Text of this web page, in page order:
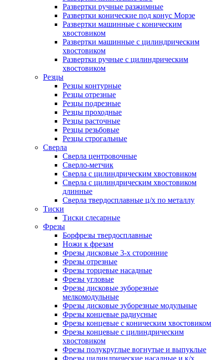
Развертки ручные разжимные
Развертки конические под конус Морзе
Развертки машинные с коническим
хвостовиком
Развертки машинные с цилиндрическим
хвостовиком
Развертки ручные с цилиндрическим
хвостовиком
Резцы
Резцы контурные
Резцы отрезные
Резцы подрезные
Резцы проходные
Резцы расточные
Резцы резьбовые
Резцы строгальные
Сверла
Сверла центровочные
Сверло-метчик
Сверла с цилиндрическим хвостовиком
Сверла с цилиндрическим хвостовиком
длинные
Сверла твердосплавные ц/х по металлу
Тиски
Тиски слесарные
Фрезы
Борфрезы твердосплавные
Ножи к фрезам
Фрезы дисковые 3-х сторонние
Фрезы отрезные
Фрезы торцевые насадные
Фрезы угловые
Фрезы дисковые зуборезные
мелкомодульные
Фрезы дисковые зуборезные модульные
Фрезы концевые радиусные
Фрезы концевые с коническим хвостовиком
Фрезы концевые с цилиндрическим
хвостовиком
Фрезы полукруглые вогнутые и выпуклые
Фрезы цилиндрические насадные и к/х